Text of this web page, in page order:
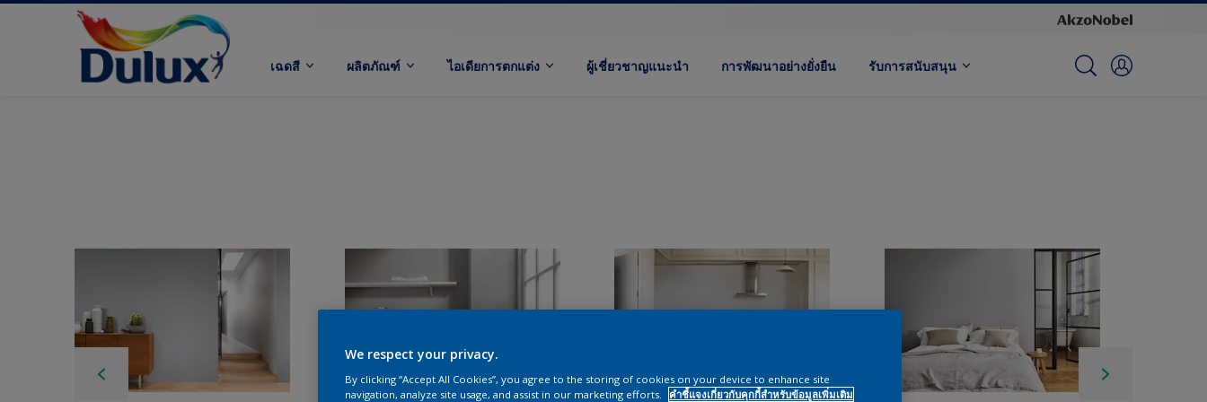
เฉดสี ผลิตภัณฑ์ ไอเดียการตกแต่ง ผู้เชี่ยวชาญแนะนำ การพัฒนาอย่างยั่งยืน รับการสนับสนุน
We respect your privacy.
By clicking “Accept All Cookies”, you agree to the storing of cookies on your device to enhance site
navigation, analyze site usage, and assist in our marketing efforts.
คำชี้แจงเกี่ยวกับคุกกี้สำหรับข้อมูลเพิ่มเติม